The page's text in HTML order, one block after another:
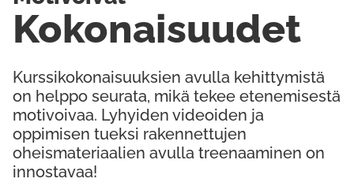
Kurssikokonaisuuksien avulla kehittymistä
on helppo seurata, mikä tekee etenemisestä
motivoivaa. Lyhyiden videoiden ja
oppimisen tueksi rakennettujen
oheismateriaalien avulla treenaaminen on
innostavaa!
Kokonaisuudet